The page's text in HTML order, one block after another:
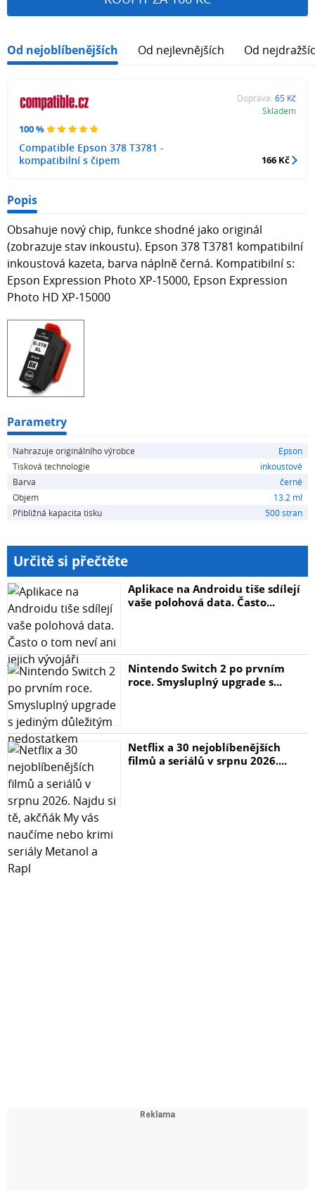
Od nejoblíbenějších Od nejlevnějších Od
100 %
Compatible Epson 378 T3781 -
kompatibilní s čipem
Doprava: 65 Kč
Skladem
166 Kč
Popis
Obsahuje nový chip, funkce shodné jako originál
(zobrazuje stav inkoustu). Epson 378 T3781 kompatibilní
inkoustová kazeta, barva náplně černá. Kompatibilní s:
Epson Expression Photo XP-15000, Epson Expression
Photo HD XP-15000
Parametry
Nahrazuje originálního výrobce
Epson
Tisková technologie
inkoustové
Barva
černé
Objem
13.2 ml
Přibližná kapacita tisku
500 stran
Určitě si přečtěte
Aplikace na Androidu tiše sdílejí
vaše polohová data. Často...
Nintendo Switch 2 po prvním
roce. Smysluplný upgrade s...
Netflix a 30 nejoblíbenějších
filmů a seriálů v srpnu 2026....